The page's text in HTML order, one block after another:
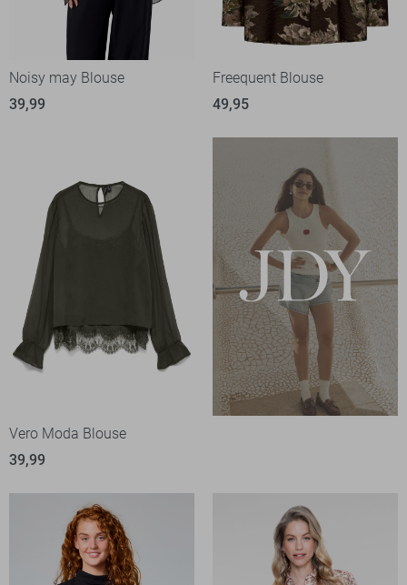
Noisy may Blouse
39,99
Freequent Blouse
49,95
Vero Moda Blouse
39,99